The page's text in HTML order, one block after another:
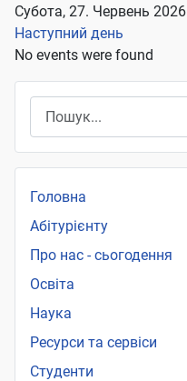
Субота, 27. Червень 2026
Наступний день
No events were found
Головна
Абітурієнту
Про нас - сьогодення
Освіта
Наука
Ресурси та сервіси
Студенти